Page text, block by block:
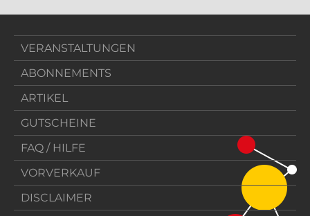
VERANSTALTUNGEN
ABONNEMENTS
ARTIKEL
GUTSCHEINE
FAQ / HILFE
VORVERKAUF
DISCLAIMER